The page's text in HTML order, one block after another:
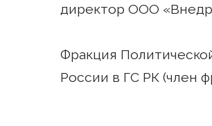
директор ООО
Фракция
России в ГС РК (член